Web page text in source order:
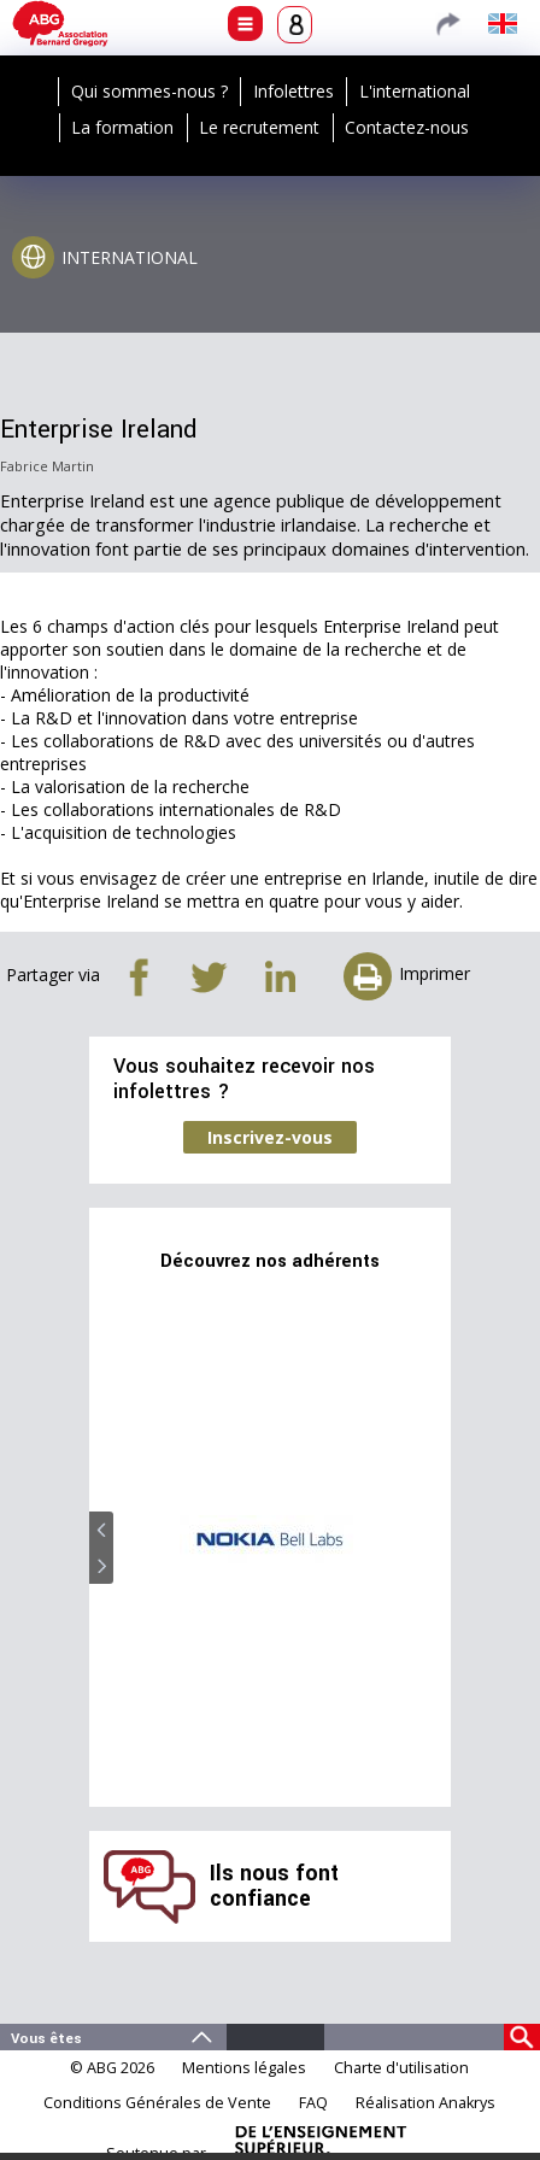
Qui sommes-nous ? Infolettres
L'international
La formation
Le recrutement Contactez-nous
INTERNATIONAL
Enterprise Ireland
Fabrice Martin
Enterprise Ireland est une agence publique de développement
chargée de transformer l'industrie irlandaise. La recherche et
l'innovation font partie de ses principaux domaines d'intervention.
Les 6 champs d'action clés pour lesquels Enterprise Ireland peut
apporter son soutien dans le domaine de la recherche et de
l'innovation :
- Amélioration de la productivité
- La R&D et l'innovation dans votre entreprise
- Les collaborations de R&D avec des universités ou d'autres
entreprises
- La valorisation de la recherche
- Les collaborations internationales de R&D
- L'acquisition de technologies
Et si vous envisagez de créer une entreprise en Irlande, inutile de dire
qu'Enterprise Ireland se mettra en quatre pour vous y aider.
Partager via Imprimer
Vous souhaitez recevoir nos
infolettres ?
Inscrivez-vous
Découvrez nos adhérents
Ils nous font
confiance
© ABG 2026 Mentions légales
Charte d'utilisation
Conditions Générales de Vente
FAQ Réalisation Anakrys
Soutenue par